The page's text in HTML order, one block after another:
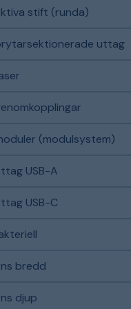
stift (runda)
uttag
(modulsystem)
USB-A
USB-C
bredd
djup